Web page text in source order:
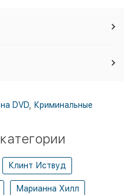
DVD Криминальные
Клинт Иствуд
Марианна Хилл